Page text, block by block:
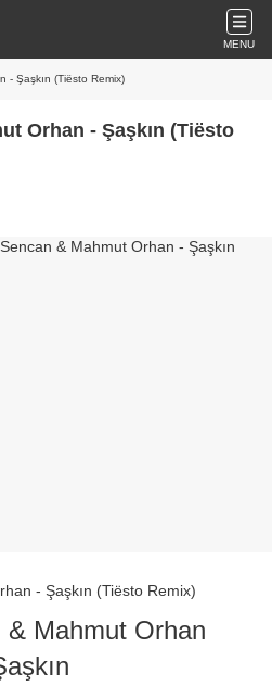
MENU
- Şaşkın (Tiësto Remix)
Orhan - Şaşkın (Tiësto
& Mahmut Orhan